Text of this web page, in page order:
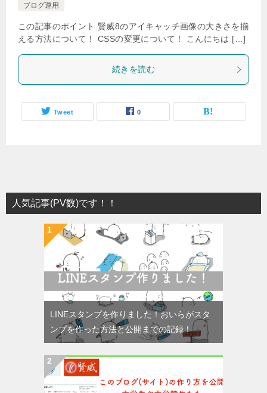
ブログ運用
この記事のポイント 賢威8のアイキャッチ画像の大きさを揃
える方法について！ CSSの変更について！ こんにちは […]
続きを読む
Tweet 0
人気記事(PV数)です！！
LINEスタンプを作りました！おいらがスタ
ンプを作った方法と公開までの記録！